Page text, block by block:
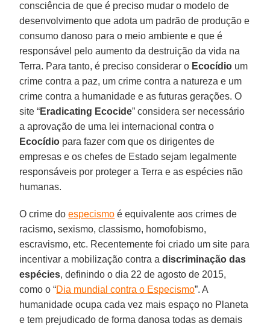
consciência de que é preciso mudar o modelo de
desenvolvimento que adota um padrão de produção e
consumo danoso para o meio ambiente e que é
responsável pelo aumento da destruição da vida na
Terra. Para tanto, é preciso considerar o Ecocídio um
crime contra a paz, um crime contra a natureza e um
crime contra a humanidade e as futuras gerações. O
site “Eradicating Ecocide” considera ser necessário
a aprovação de uma lei internacional contra o
Ecocídio para fazer com que os dirigentes de
empresas e os chefes de Estado sejam legalmente
responsáveis por proteger a Terra e as espécies não
humanas.
O crime do especismo é equivalente aos crimes de
racismo, sexismo, classismo, homofobismo,
escravismo, etc. Recentemente foi criado um site para
incentivar a mobilização contra adiscriminação das
espécies, definindo o dia 22 de agosto de 2015,
como o “Dia mundial contra o Especismo”. A
humanidade ocupa cada vez mais espaço no Planeta
e tem prejudicado de forma danosa todas as demais